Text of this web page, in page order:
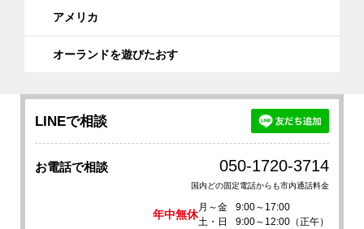
アメリカ
オーランドを遊びたおす
LINEで相談
お電話で相談 050-1720-3714
国内どの固定電話からも市内通話料金
年中無休
月～金
9:00～17:00
土・日
9:00～12:00（正午）